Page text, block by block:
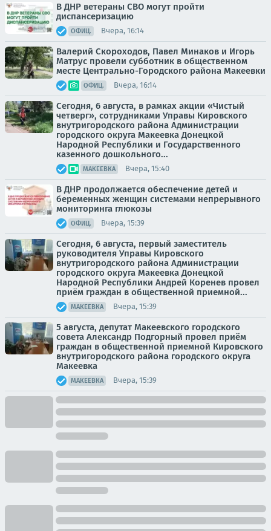
В ДНР ветераны СВО могут пройти
диспансеризацию
ОФИЦ. Вчера, 16:14
Валерий Скороходов, Павел Минаков и Игорь
Матрус провели субботник в общественном
месте Центрально-Городского района Макеевки
ОФИЦ. Вчера, 16:14
Сегодня, 6 августа, в рамках акции «Чистый
четверг», сотрудниками Управы Кировского
внутригородского района Администрации
городского округа Макеевка Донецкой
Народной Республики и Государственного
казенного дошкольного...
МАКЕЕВКА Вчера, 15:40
В ДНР продолжается обеспечение детей и
беременных женщин системами непрерывного
мониторинга глюкозы
ОФИЦ. Вчера, 15:39
Сегодня, 6 августа, первый заместитель
руководителя Управы Кировского
внутригородского района Администрации
городского округа Макеевка Донецкой
Народной Республики Андрей Коренев провел
приём граждан в общественной приемной...
МАКЕЕВКА Вчера, 15:39
5 августа, депутат Макеевского городского
совета Александр Подгорный провел приём
граждан в общественной приемной Кировского
внутригородского района городского округа
Макеевка
МАКЕЕВКА Вчера, 15:39